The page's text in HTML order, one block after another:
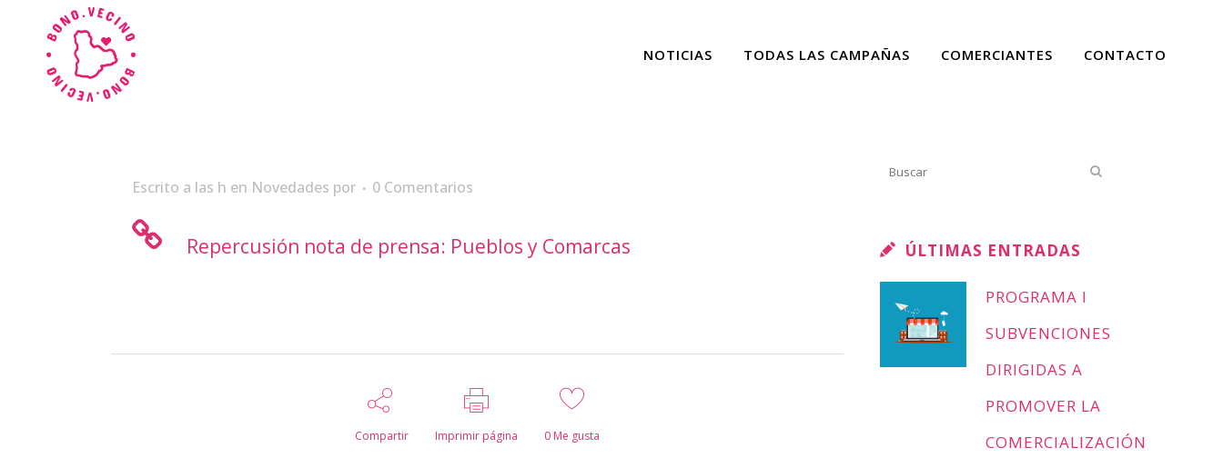
NOTICIAS TODAS LAS CAMPAÑAS COMERCIANTES CONTACTO
Escrito a las h en Novedades por 0 Comentarios
Repercusión nota de prensa: Pueblos y Comarcas
Compartir Imprimir página 0 Me gusta
ÚLTIMAS ENTRADAS
PROGRAMA I
SUBVENCIONES
DIRIGIDAS A
PROMOVER LA
COMERCIALIZACIÓN